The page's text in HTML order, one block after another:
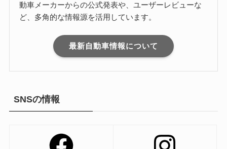
動車メーカーからの公式発表や、ユーザーレビューな
ど、多角的な情報源を活用しています。
最新自動車情報について
SNSの情報